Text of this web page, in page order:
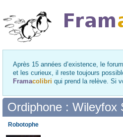
Après 15 années d’existence, le
et les curieux, il reste toujours
Framacolibri qui prend la relève. Si
Ordiphone : Wileyfox
Robotophe